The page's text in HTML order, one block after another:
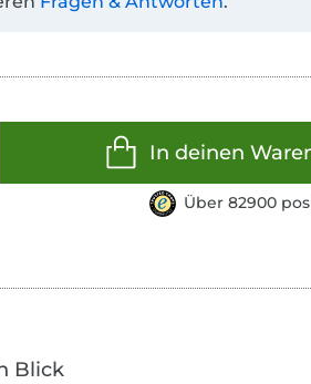
In deinen
Über 82900
Blick